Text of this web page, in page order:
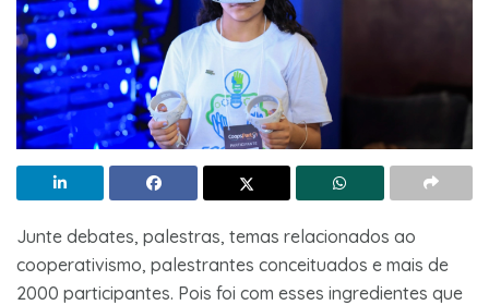
Junte debates, palestras, temas relacionados ao
cooperativismo, palestrantes conceituados e mais de
2000 participantes. Pois foi com esses ingredientes que